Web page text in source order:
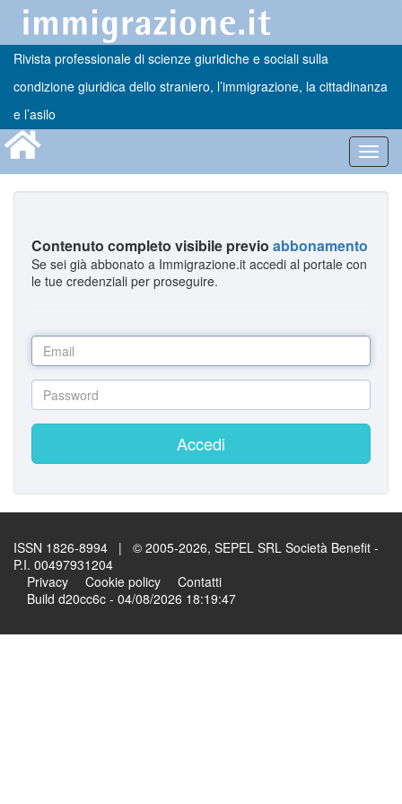
Rivista professionale di scienze giuridiche e sociali sulla
condizione giuridica dello straniero, l’immigrazione, la cittadinanza
e l’asilo
Contenuto completo visibile previo abbonamento
Se sei già abbonato a Immigrazione.it accedi al portale con
le tue credenziali per proseguire.
Accedi
ISSN 1826-8994 | © 2005-2026, SEPEL SRL Società Benefit -
P.I. 00497931204
Privacy
Cookie policy
Contatti
Build d20cc6c - 04/08/2026 18:19:47